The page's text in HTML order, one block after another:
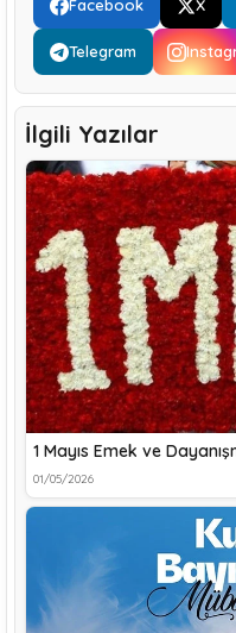
Facebook X
Telegram
İlgili Yazılar
1 Mayıs Emek ve
01/05/2026